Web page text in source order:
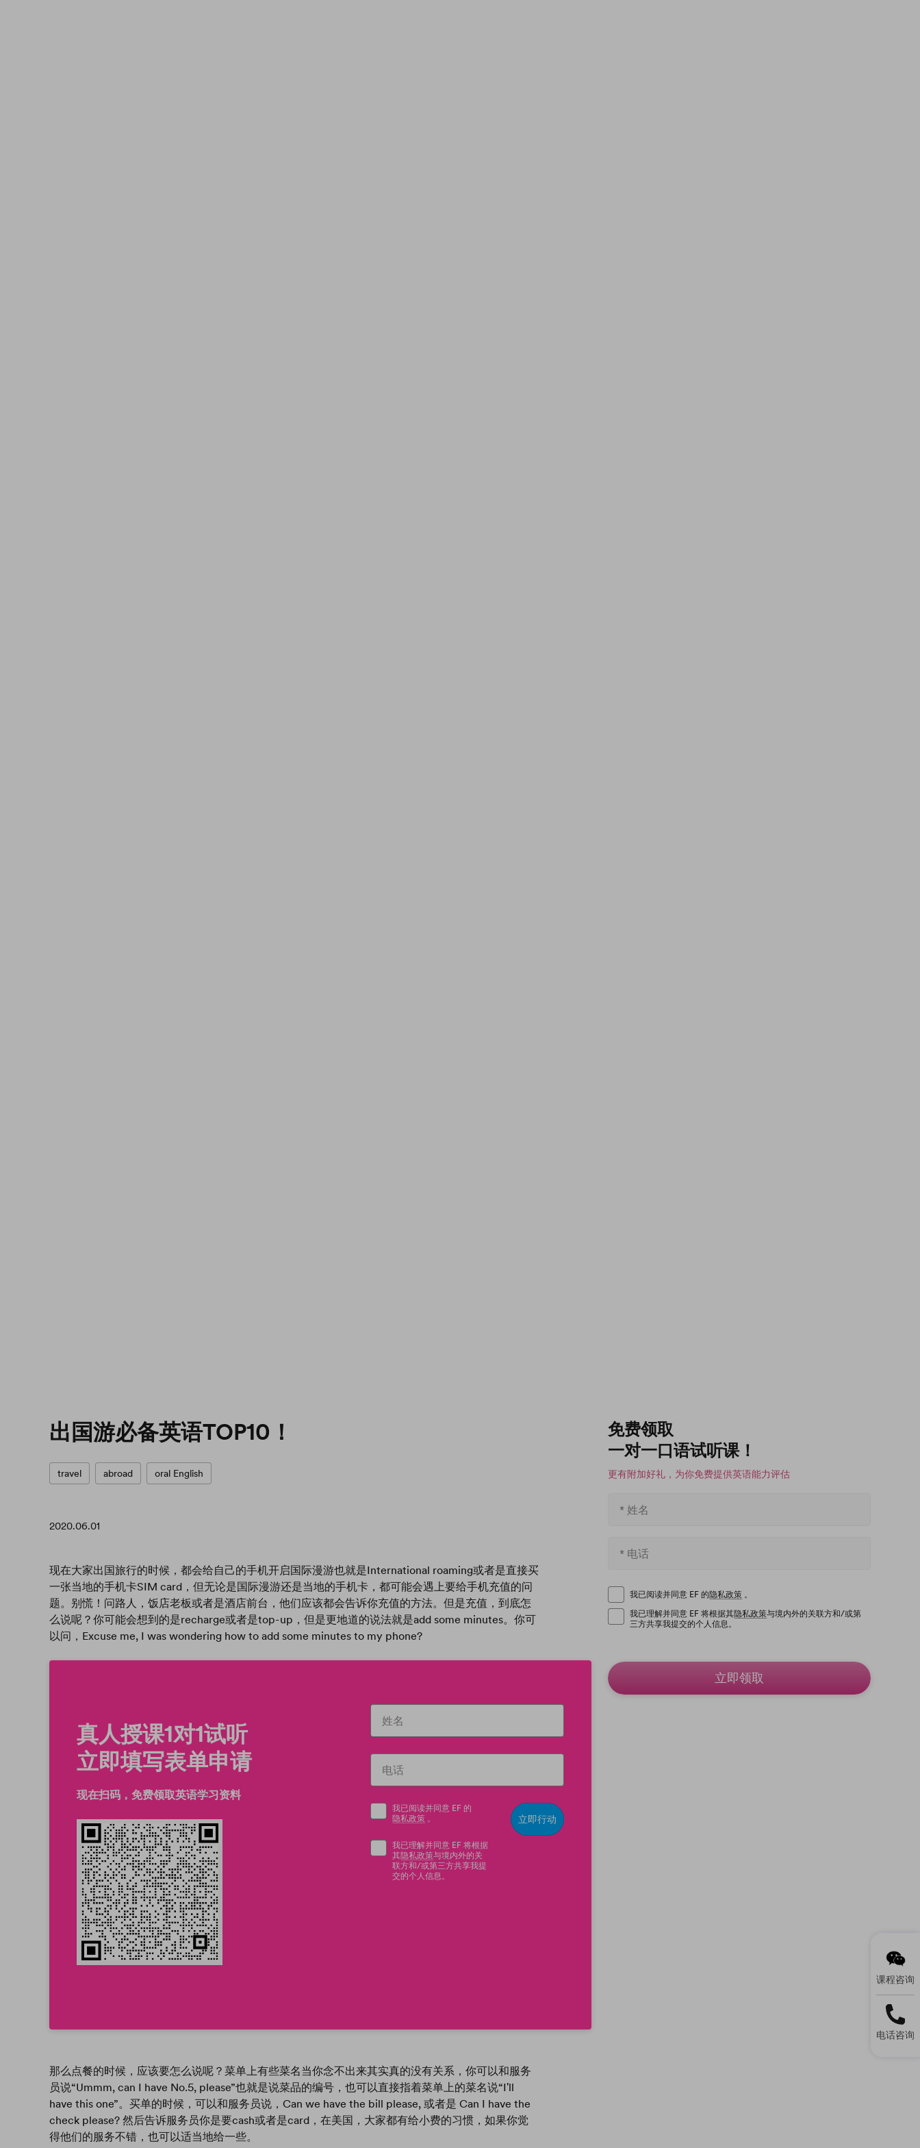
出国游必备英语TOP10！
travel abroad oral English
2020.06.01
现在大家出国旅行的时候，都会给自己的手机开启国际漫游也就是International roaming或者是直接买
一张当地的手机卡SIM card，但无论是国际漫游还是当地的手机卡，都可能会遇上要给手机充值的问
题。别慌！问路人，饭店老板或者是酒店前台，他们应该都会告诉你充值的方法。但是充值，到底怎
么说呢？你可能会想到的是recharge或者是top-up，但是更地道的说法就是add some minutes。你可
以问，Excuse me, I was wondering how to add some minutes to my phone?
真人授课1对1试听
现在扫码，免费领取英语学习资料
我已阅读并同意 EF 的
隐私政策 。
我已理解并同意 EF 将根据
其隐私政策与境内外的关
联方和/或第三方共享我提
交的个人信息。
立即行动
那么点餐的时候，应该要怎么说呢？菜单上有些菜名当你念不出来其实真的没有关系，你可以和服务
员说“Ummm, can I have No.5, please”也就是说菜品的编号，也可以直接指着菜单上的菜名说“I'll
have this one”。买单的时候，可以和服务员说，Can we have the bill please, 或者是 Can I have the
check please? 然后告诉服务员你是要cash或者是card，在美国，大家都有给小费的习惯，如果你觉
得他们的服务不错，也可以适当地给一些。
免费领取
一对一口语试听课！
更有附加好礼，为你免费提供英语能力评估
我已阅读并同意 EF 的隐私政策 。
我已理解并同意 EF 将根据其隐私政策与境内外的关联方和/或第
三方共享我提交的个人信息。
立即领取
课程咨询
电话咨询